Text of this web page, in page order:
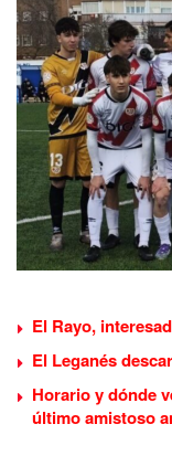
El Rayo,
El Leganés
Horario y dónde
último amistoso